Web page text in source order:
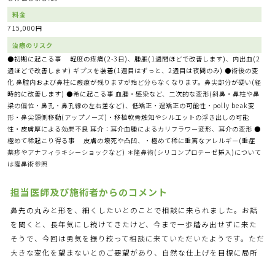
料金
715,000円
治療のリスク
●初期に起こる事 軽度の疼痛(2-3日)、腫脹(1週間ほどで改善します)、内出血(2
週ほどで改善します) ギプスを装着(1週目はずっと、2週目は夜間のみ) ●術後の変
化 鼻腔内および鼻柱に瘢痕が残りますが殆ど分らなくなります。鼻尖部分が硬い(経
時的に改善します) ●希に起こる事 血腫・感染など、二次的な変形(斜鼻・鼻柱や鼻
梁の偏位・鼻孔・鼻孔縁の左右差など)、低矯正・過矯正の可能性・polly beak変
形・鼻尖頭側移動(アップノーズ)・移植軟骨触知やシルエットの浮き出しの可能
性・皮膚厚による効果不良 耳介：耳介血腫によるカリフラワー変形、耳介の変形 ●
極めて稀起こり得る事 皮膚の壊死や凸凹、・極めて稀に重篤なアレルギー(重症
薬疹やアナフィラキシーショックなど) ＊隆鼻術(シリコンプロテーゼ挿入)について
は隆鼻術参照
担当医師及び施術者からのコメント
鼻先の丸みと形を、細くしたいとのことで相談に来られました。お話
を聞くと、長年気にし続けてきたけど、今まで一歩踏み出せずに来た
そうで、今回は勇気を振り絞って相談に来ていただいたようです。ただ
大きな変化を望まないとのご要望があり、自然な仕上げを目標に局所